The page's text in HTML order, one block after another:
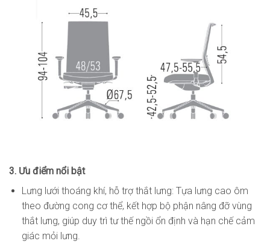
3. Ưu điểm nổi bật
Lưng lưới thoáng khí, hỗ trợ thắt lưng: Tựa lưng cao ôm
theo đường cong cơ thể, kết hợp bộ phận nâng đỡ vùng
thắt lưng, giúp duy trì tư thế ngồi ổn định và hạn chế cảm
giác mỏi lưng.